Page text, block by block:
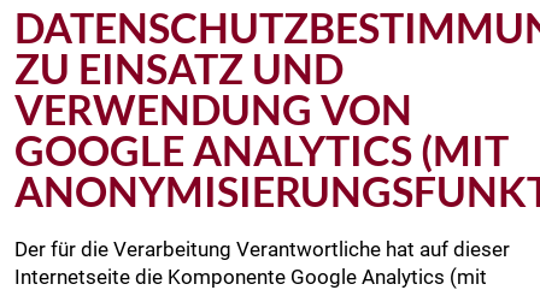
ZU EINSATZ UND
VERWENDUNG VON
GOOGLE ANALYTICS (MIT
Der für die Verarbeitung Verantwortliche hat auf dieser
Internetseite die Komponente Google Analytics (mit